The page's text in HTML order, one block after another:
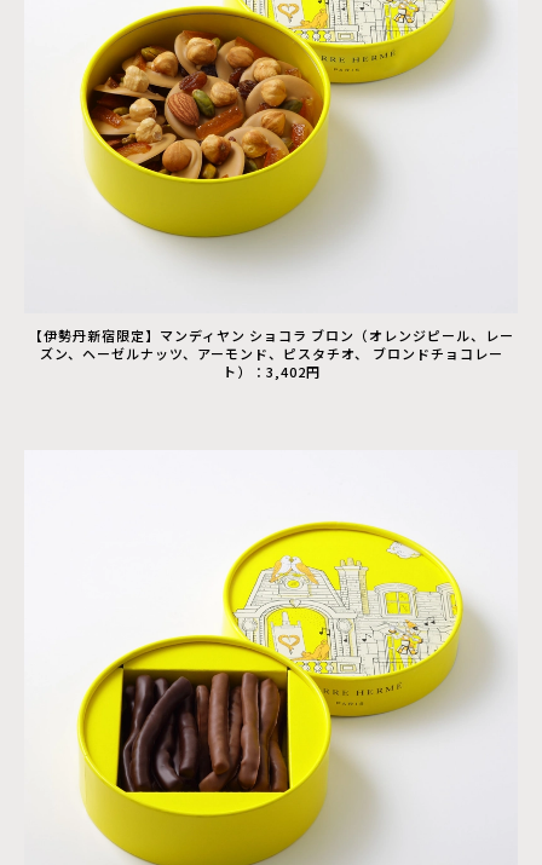
【伊勢丹新宿限定】マンディヤン ショコラ ブロン（オレンジピール、レー
ズン、ヘーゼルナッツ、アーモンド、ピスタチオ、 ブロンドチョコレー
ト）：3,402円